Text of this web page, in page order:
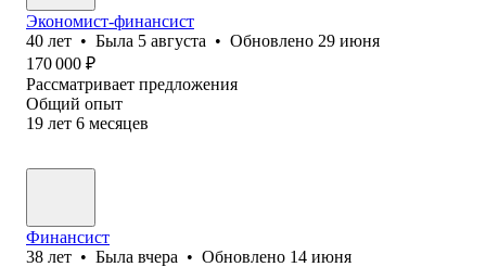
Экономист-финансист
40 лет • Была 5 августа • Обновлено 29 июня
170 000 ₽
Рассматривает предложения
Общий опыт
19 лет 6 месяцев
Финансист
38 лет • Была вчера • Обновлено 14 июня